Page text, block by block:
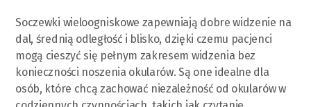
Soczewki wieloogniskowe zapewniają dobre widzenie na
dal, średnią odległość i blisko, dzięki czemu pacjenci
mogą cieszyć się pełnym zakresem widzenia bez
konieczności noszenia okularów. Są one idealne dla
osób, które chcą zachować niezależność od okularów w